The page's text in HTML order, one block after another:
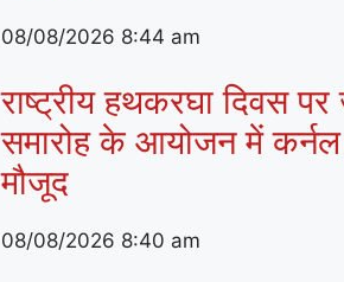
08/08/2026 8:44 am
राष्ट्रीय हथकरघा दिवस
समारोह के आयोजन में कर्नल
मौजूद
08/08/2026 8:40 am